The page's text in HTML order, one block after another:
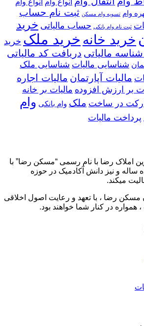
وام تسویه وام مسکن ثبت نام حساب
ثبت نام وام بانکی حساب مالیاتی خرید
خرید خانه خرید ملک خرید
مالیاتی دریافت کد مالیاتی
شناسایی مالیات شناسایی ملک
مالیات آپارتمان مالیات اجاره
بر ارزش افزوده مالیات بر خانه
در ساخت ملک وام بانکی وام
پرداخت مالیات
املاک رضا با نام رسمی “مسکن رضا” با
ساله و نیز دانش آکادمیک در حوزه
میکند.
رضا ، با تعهد و رعایت اصول اخلاقی
همواره در کنار شما خواهند بود.